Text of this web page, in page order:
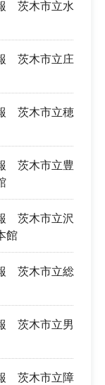
茨木市立水
茨木市立庄
茨木市立穂
茨木市立豊
茨木市立沢
館
茨木市立総
茨木市立男
茨木市立障